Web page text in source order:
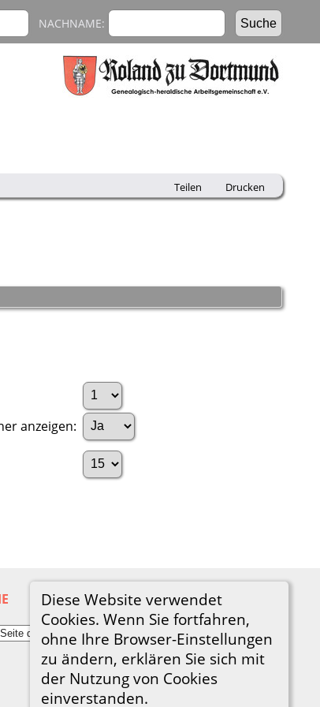
NACHNAME:
Teilen Drucken
Diese Website verwendet
Cookies. Wenn Sie fortfahren,
ohne Ihre Browser-Einstellungen
zu ändern, erklären Sie sich mit
der Nutzung von Cookies
einverstanden.
anzeigen: